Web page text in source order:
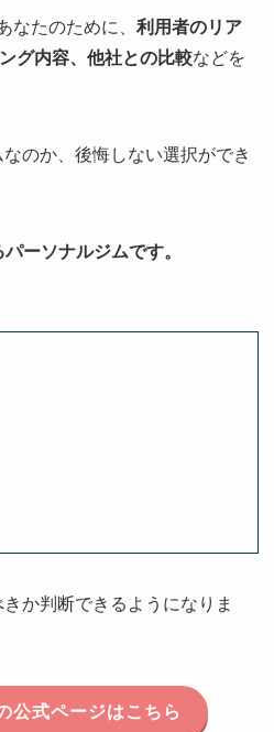
たのために、 利用者のリア
グ内容、他社との比較などを
のか、後悔しない選択ができ
ーソナルジムです。
か判断できるようになりま
公式ページはこちら